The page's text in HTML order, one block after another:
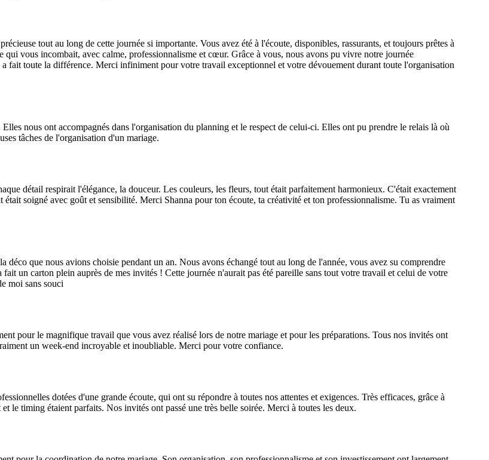
tout au long de cette journée si importante. Vous avez été à l'écoute, disponibles, rassurants, et toujours prêtes à
vous incombait, avec calme, professionnalisme et cœur. Grâce à vous, nous avons pu vivre notre journée
fait toute la différence. Merci infiniment pour votre travail exceptionnel et votre dévouement durant toute l'organisation
nous ont accompagnés dans l'organisation du planning et le respect de celui-ci. Elles ont pu prendre le relais là où
tâches de l'organisation d'un mariage.
détail respirait l'élégance, la douceur. Les couleurs, les fleurs, tout était parfaitement harmonieux. C'était exactement
soigné avec goût et sensibilité. Merci Shanna pour ton écoute, ta créativité et ton professionnalisme. Tu as vraiment
déco que nous avions choisie pendant un an. Nous avons échangé tout au long de l'année, vous avez su comprendre
un carton plein auprès de mes invités ! Cette journée n'aurait pas été pareille sans tout votre travail et celui de votre
moi sans souci
pour le magnifique travail que vous avez réalisé lors de notre mariage et pour les préparations. Tous nos invités ont
un week-end incroyable et inoubliable. Merci pour votre confiance.
dotées d'une grande écoute, qui ont su répondre à toutes nos attentes et exigences. Très efficaces, grâce à
le timing étaient parfaits. Nos invités ont passé une très belle soirée. Merci à toutes les deux.